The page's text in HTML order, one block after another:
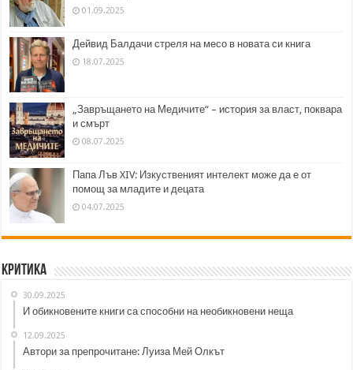
01.09.2025
Дейвид Балдачи стреля на месо в новата си книга
18.07.2025
„Завръщането на Медичите“ – история за власт, поквара
и смърт
08.07.2025
Папа Лъв XIV: Изкуственият интелект може да е от
помощ за младите и децата
04.07.2025
Критика
30.09.2025
И обикновените книги са способни на необикновени неща
12.09.2025
Автори за препрочитане: Луиза Мей Олкът